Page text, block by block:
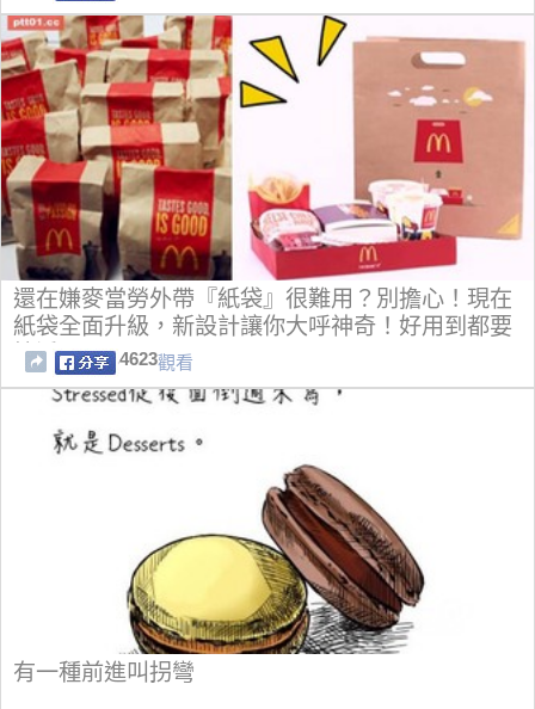
還在嫌麥當勞外帶『紙袋』很難用？別擔心！現在
紙袋全面升級，新設計讓你大呼神奇！好用到都要
掉淚了...
4623觀看
有一種前進叫拐彎